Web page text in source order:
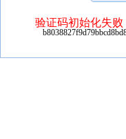
验证码初始化失败